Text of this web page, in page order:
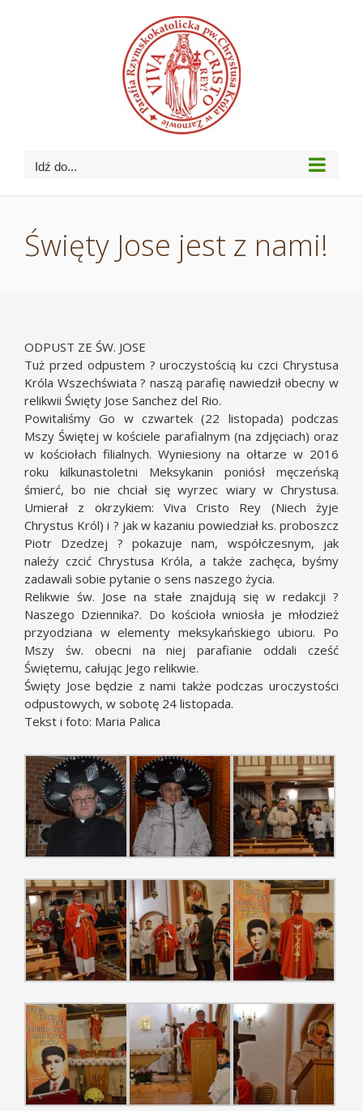
Idź do...
Święty Jose jest z nami!
ODPUST ZE ŚW. JOSE
Tuż przed odpustem ? uroczystością ku czci Chrystusa
Króla Wszechświata ? naszą parafię nawiedził obecny w
relikwii Święty Jose Sanchez del Rio.
Powitaliśmy Go w czwartek (22 listopada) podczas
Mszy Świętej w kościele parafialnym (na zdjęciach) oraz
w kościołach filialnych. Wyniesiony na ołtarze w 2016
roku kilkunastoletni Meksykanin poniósł męczeńską
śmierć, bo nie chciał się wyrzec wiary w Chrystusa.
Umierał z okrzykiem: Viva Cristo Rey (Niech żyje
Chrystus Król) i ? jak w kazaniu powiedział ks. proboszcz
Piotr Dzedzej ? pokazuje nam, współczesnym, jak
należy czcić Chrystusa Króla, a także zachęca, byśmy
zadawali sobie pytanie o sens naszego życia.
Relikwie św. Jose na stałe znajdują się w redakcji ?
Naszego Dziennika?. Do kościoła wniosła je młodzież
przyodziana w elementy meksykańskiego ubioru. Po
Mszy św. obecni na niej parafianie oddali cześć
Świętemu, całując Jego relikwie.
Święty Jose będzie z nami także podczas uroczystości
odpustowych, w sobotę 24 listopada.
Tekst i foto: Maria Palica